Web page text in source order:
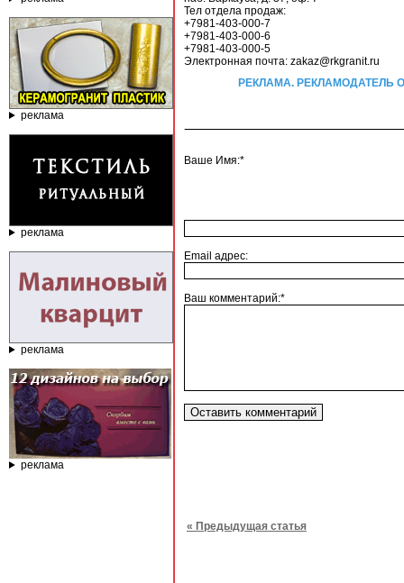
реклама
реклама
реклама
реклама
Тел отдела продаж:
+7981-403-000-7
+7981-403-000-6
+7981-403-000-5
Электронная почта: zakaz@rkgranit.ru
РЕКЛАМА. РЕКЛАМОДАТЕЛЬ
Ваше Имя:*
Email адрес:
Ваш комментарий:*
« Предыдущая статья